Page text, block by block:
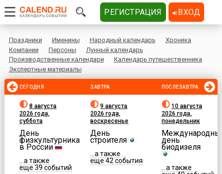
Праздники Именины Народный календарь
Хроника
Компании
Персоны
Лунный календарь
Производственные календари
Календарь путешественника
Экспертные материалы
СЕГОДНЯ
8 августа
2026 года,
суббота
День
физкультурника
в России
...а также
еще 39 событий
ЗАВТРА
9 августа
2026 года,
воскресенье
День
строителя
...а также
еще 42 события
ПОСЛЕЗАВТРА
10 августа
2026 года,
понедельник
день
биодизеля
...а также
РЕГИСТРАЦИЯ ВХОД